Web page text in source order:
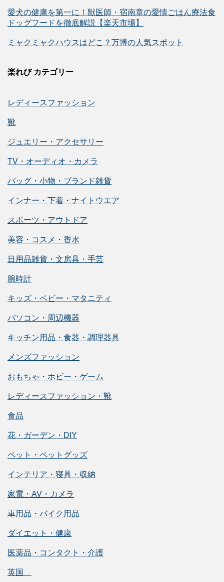
愛犬の健康を第一に！獣医師・宿南章の愛情ごはん療法食
ドッグフードを徹底解説【楽天市場】
ミャクミャクハウスはどこ？万博の人気スポット
楽れび カテゴリー
レディースファッション
靴
ジュエリー・アクセサリー
TV・オーディオ・カメラ
バッグ・小物・ブランド雑貨
インナー・下着・ナイトウエア
スポーツ・アウトドア
美容・コスメ・香水
日用品雑貨・文房具・手芸
腕時計
キッズ・ベビー・マタニティ
パソコン・周辺機器
キッチン用品・食器・調理器具
メンズファッション
おもちゃ・ホビー・ゲーム
レディースファッション・靴
食品
花・ガーデン・DIY
ペット・ペットグッズ
インテリア・寝具・収納
家電・AV・カメラ
車用品・バイク用品
ダイエット・健康
医薬品・コンタクト・介護
英国